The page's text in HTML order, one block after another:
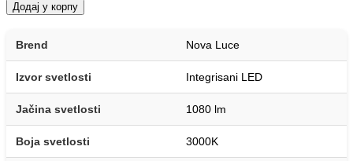
Додај у корпу
Brend Nova Luce
Izvor svetlosti Integrisani LED
Jačina svetlosti 1080 lm
Boja svetlosti 3000K